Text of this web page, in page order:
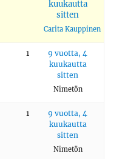
kuukautta
sitten
Carita Kauppinen
1
9 vuotta, 4
kuukautta
sitten
Nimetön
1
9 vuotta, 4
kuukautta
sitten
Nimetön